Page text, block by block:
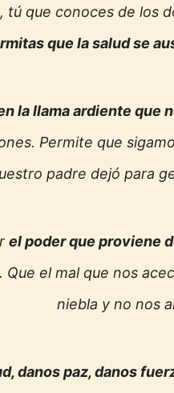
, tú que conoces de los
que la salud se
la llama ardiente que
Permite que
padre dejó para
el poder que proviene
Que el mal que nos
niebla y no nos
danos paz, danos